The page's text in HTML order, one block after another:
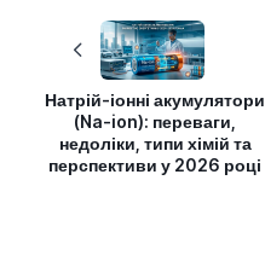
Натрій-іонні акумулятори
(Na-ion): переваги,
недоліки, типи хімій та
перспективи у 2026 році